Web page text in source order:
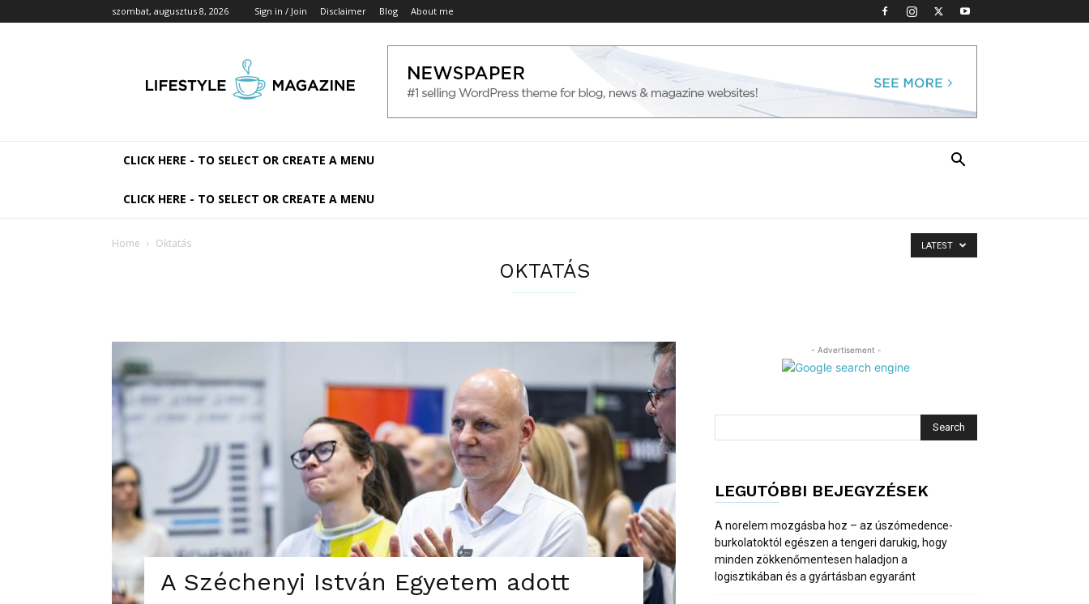
szombat, augusztus 8, 2026 Sign in / Join Disclaimer Blog About me
Média
CLICK HERE - TO SELECT OR CREATE A MENU
CLICK HERE - TO SELECT OR CREATE A MENU
Home Oktatás
OKTATÁS
LATEST
A Széchenyi István Egyetem adott
- Advertisement -
LEGUTÓBBI BEJEGYZÉSEK
A norelem mozgásba hoz – az úszómedence-
burkolatoktól egészen a tengeri darukig, hogy
minden zökkenőmentesen haladjon a
logisztikában és a gyártásban egyaránt